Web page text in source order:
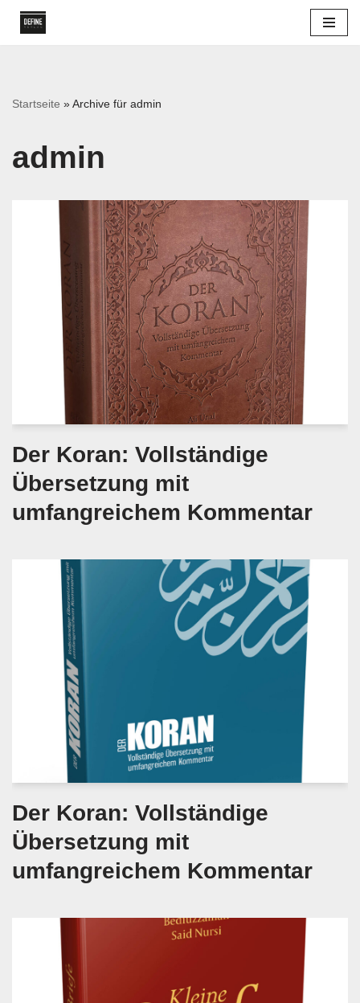
Startseite »Archive für admin
admin
Der Koran: Vollständige
Übersetzung mit
umfangreichem Kommentar
Der Koran: Vollständige
Übersetzung mit
umfangreichem Kommentar